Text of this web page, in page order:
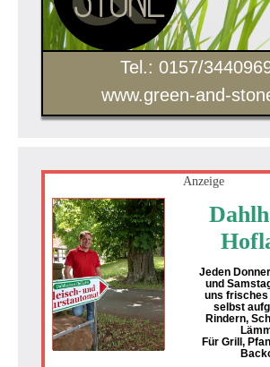
Tel.: 0157/
www.green-and-
Anzeige
Jeden
und
uns frisches
selbst
Rindern,
Für Grill,